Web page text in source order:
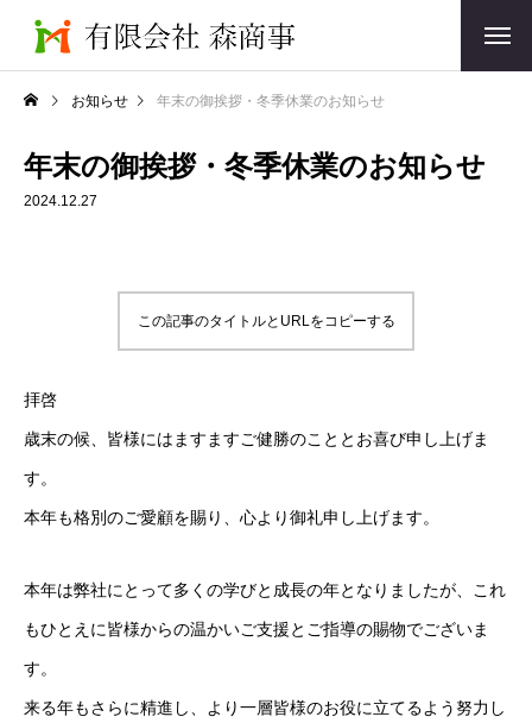
お知らせ 年末の御挨拶・冬季休業のお知らせ
年末の御挨拶・冬季休業のお知らせ
2024.12.27
この記事のタイトルとURLをコピーする
拝啓
歳末の候、皆様にはますますご健勝のこととお喜び申し上げま
す。
本年も格別のご愛顧を賜り、心より御礼申し上げます。
本年は弊社にとって多くの学びと成長の年となりましたが、これ
もひとえに皆様からの温かいご支援とご指導の賜物でございま
す。
来る年もさらに精進し、より一層皆様のお役に立てるよう努力し